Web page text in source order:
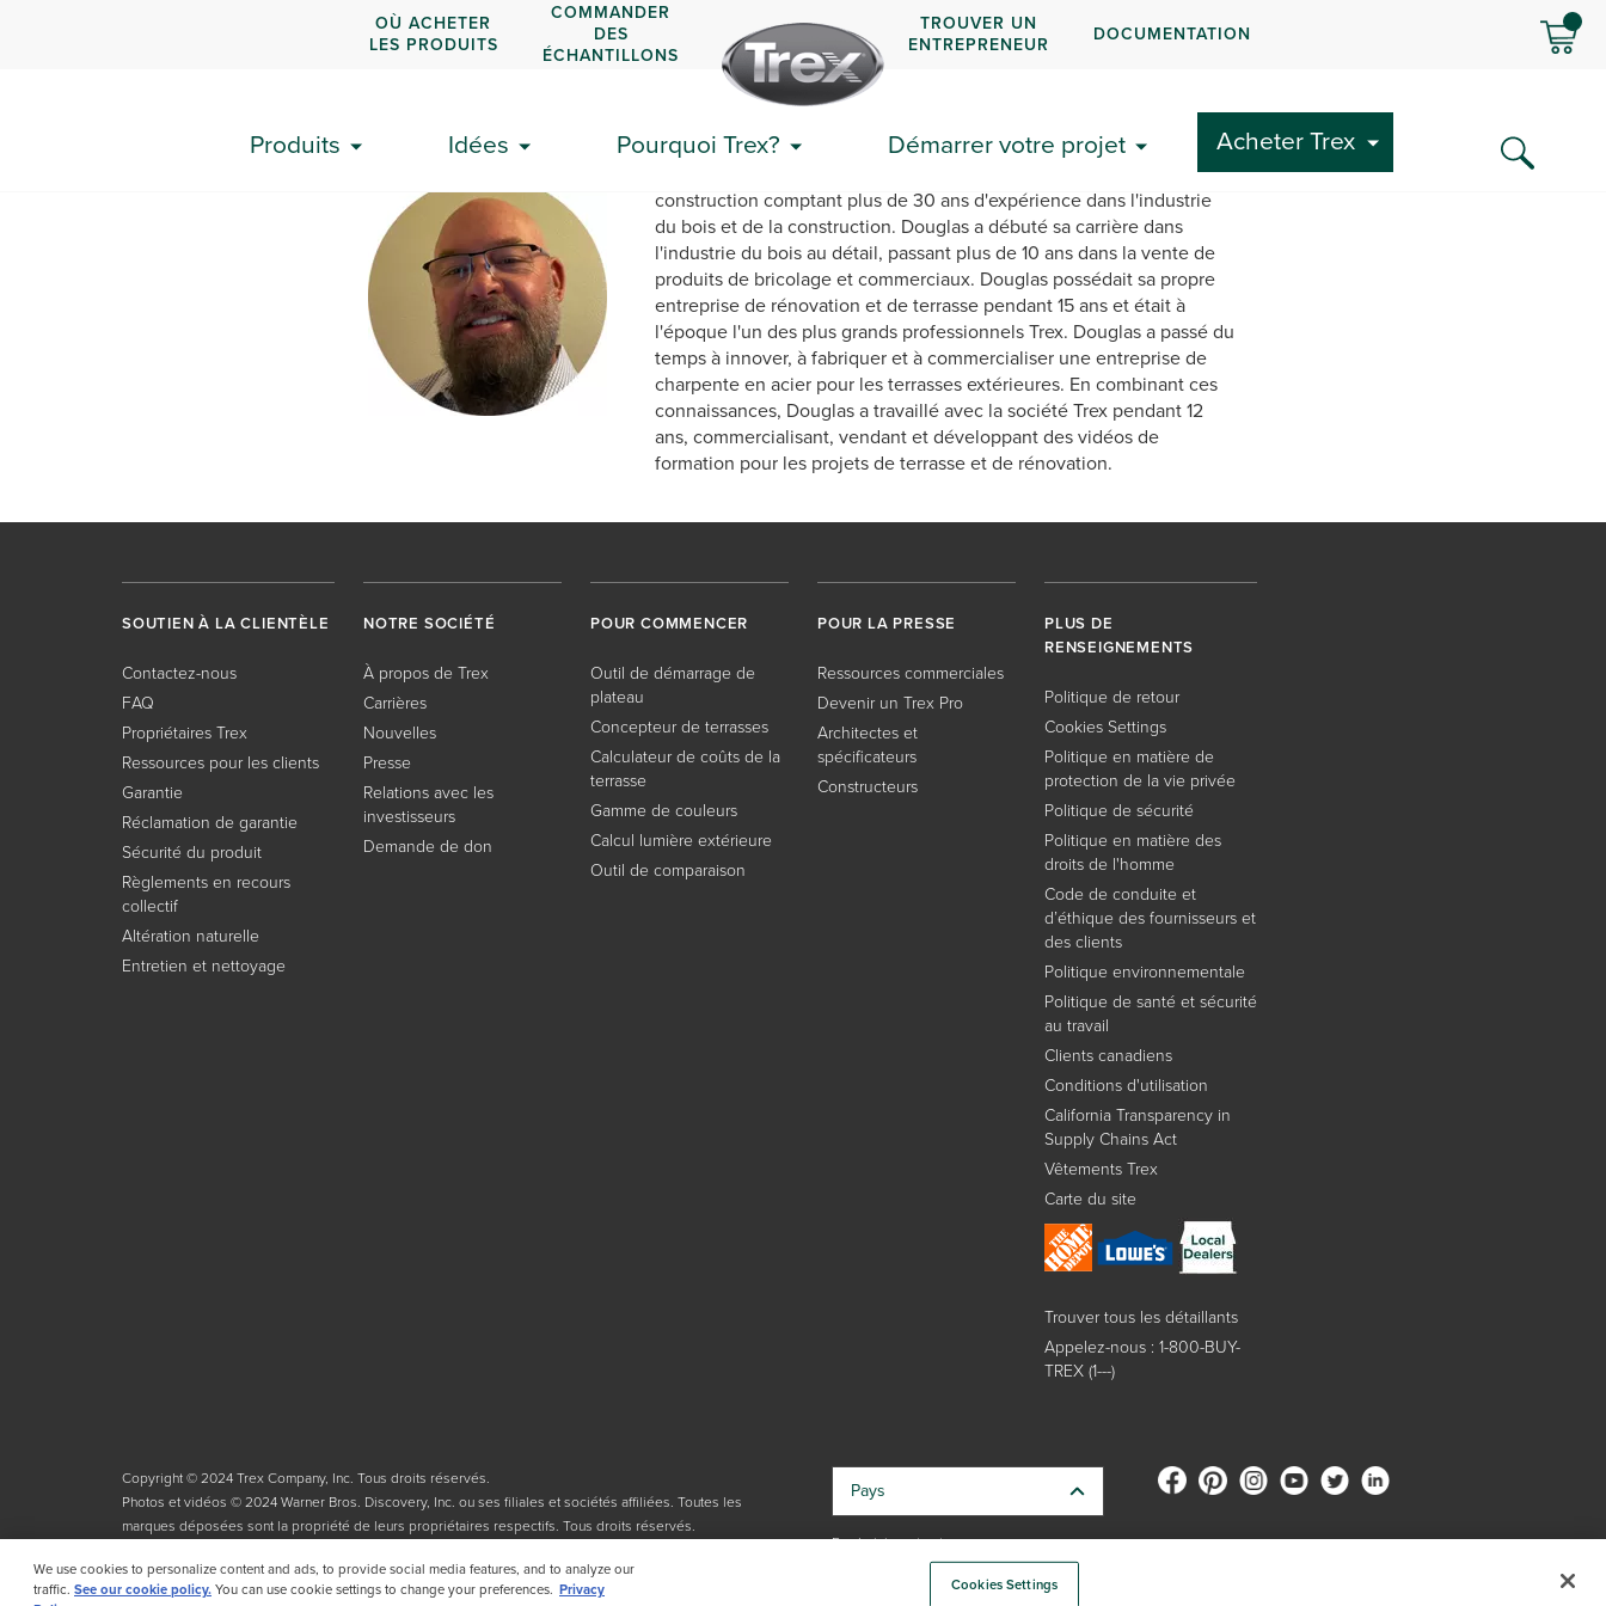
OÙ ACHETER
LES PRODUITS
COMMANDER
DES
ÉCHANTILLONS
TROUVER UN
ENTREPRENEUR
DOCUMENTATION
Produits Idées Pourquoi Trex? Démarrer votre projet Acheter Trex
Doug Lind
Douglas Lind est un professionnel de la gestion et du marketing de la
construction comptant plus de 30 ans d'expérience dans l'industrie
du bois et de la construction. Douglas a débuté sa carrière dans
l'industrie du bois au détail, passant plus de 10 ans dans la vente de
produits de bricolage et commerciaux. Douglas possédait sa propre
entreprise de rénovation et de terrasse pendant 15 ans et était à
l'époque l'un des plus grands professionnels Trex. Douglas a passé du
temps à innover, à fabriquer et à commercialiser une entreprise de
charpente en acier pour les terrasses extérieures. En combinant ces
connaissances, Douglas a travaillé avec la société Trex pendant 12
ans, commercialisant, vendant et développant des vidéos de
formation pour les projets de terrasse et de rénovation.
SOUTIEN À LA CLIENTÈLE
Contactez-nous
FAQ
Propriétaires Trex
Ressources pour les clients
Garantie
Réclamation de garantie
Sécurité du produit
Règlements en recours
collectif
Altération naturelle
Entretien et nettoyage
NOTRE SOCIÉTÉ
À propos de Trex
Carrières
Nouvelles
Presse
Relations avec les
investisseurs
Demande de don
POUR COMMENCER
Outil de démarrage de
plateau
Concepteur de terrasses
Calculateur de coûts de la
terrasse
Gamme de couleurs
Calcul lumière extérieure
Outil de comparaison
POUR LA PRESSE
Ressources commerciales
Devenir un Trex Pro
Architectes et
spécificateurs
Constructeurs
PLUS DE
RENSEIGNEMENTS
Politique de retour
Cookies Settings
Politique en matière de
protection de la vie privée
Politique de sécurité
Politique en matière des
droits de l'homme
Code de conduite et
d’éthique des fournisseurs et
des clients
Politique environnementale
Politique de santé et sécurité
au travail
Clients canadiens
Conditions d'utilisation
California Transparency in
Supply Chains Act
Vêtements Trex
Carte du site
Trouver tous les détaillants
Appelez-nous : 1-800-BUY-
TREX (1---)
Copyright © 2024 Trex Company, Inc. Tous droits réservés.
Photos et vidéos © 2024 Warner Bros. Discovery, Inc. ou ses filiales et sociétés affiliées. Toutes les
marques déposées sont la propriété de leurs propriétaires respectifs. Tous droits réservés.
Pays
En choisissant votre pays, vous
reconnaissez avoir lu la Politique de
confidentialité de Trex.
We use cookies to personalize content and ads, to provide social media features, and to analyze our
traffic. See our cookie policy.You can use cookie settings to change your preferences. Privacy
Cookies Settings